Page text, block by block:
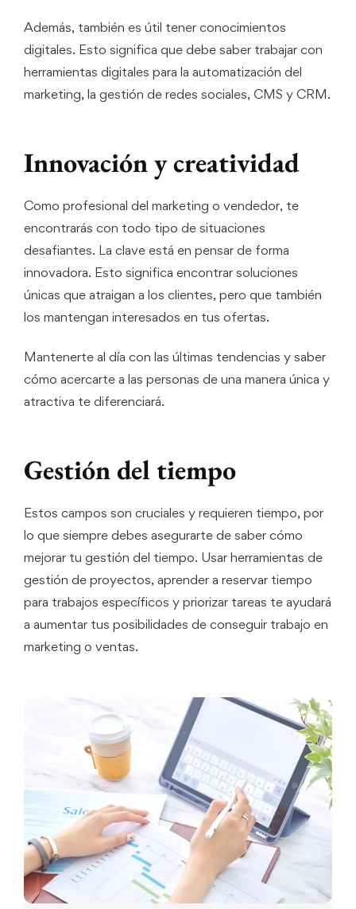
Además, también es útil tener conocimientos
digitales. Esto significa que debe saber trabajar con
herramientas digitales para la automatización del
marketing, la gestión de redes sociales, CMS y CRM.
Innovación y creatividad
Como profesional del marketing o vendedor, te
encontrarás con todo tipo de situaciones
desafiantes. La clave está en pensar de forma
innovadora. Esto significa encontrar soluciones
únicas que atraigan a los clientes, pero que también
los mantengan interesados en tus ofertas.
Mantenerte al día con las últimas tendencias y saber
cómo acercarte a las personas de una manera única y
atractiva te diferenciará.
Gestión del tiempo
Estos campos son cruciales y requieren tiempo, por
lo que siempre debes asegurarte de saber cómo
mejorar tu gestión del tiempo. Usar herramientas de
gestión de proyectos, aprender a reservar tiempo
para trabajos específicos y priorizar tareas te ayudará
a aumentar tus posibilidades de conseguir trabajo en
marketing o ventas.